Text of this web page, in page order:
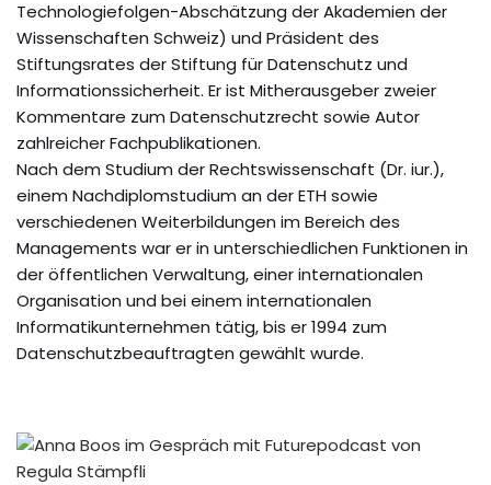
Technologiefolgen-Abschätzung der Akademien der
Wissenschaften Schweiz) und Präsident des
Stiftungsrates der Stiftung für Datenschutz und
Informationssicherheit. Er ist Mitherausgeber zweier
Kommentare zum Datenschutzrecht sowie Autor
zahlreicher Fachpublikationen.
Nach dem Studium der Rechtswissenschaft (Dr. iur.),
einem Nachdiplomstudium an der ETH sowie
verschiedenen Weiterbildungen im Bereich des
Managements war er in unterschiedlichen Funktionen in
der öffentlichen Verwaltung, einer internationalen
Organisation und bei einem internationalen
Informatikunternehmen tätig, bis er 1994 zum
Datenschutzbeauftragten gewählt wurde.